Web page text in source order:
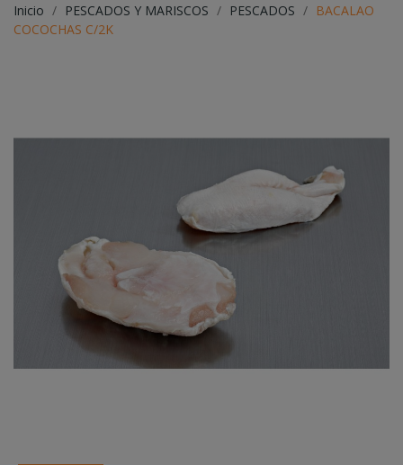
Inicio PESCADOS Y MARISCOS PESCADOS
BACALAO
COCOCHAS C/2K